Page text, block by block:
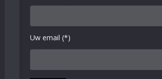
Uw email (*)